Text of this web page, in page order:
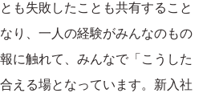
も失敗したことも共有すること
り、一人の経験がみんなのもの
に触れて、みんなで「こうした
える場となっています。新入社